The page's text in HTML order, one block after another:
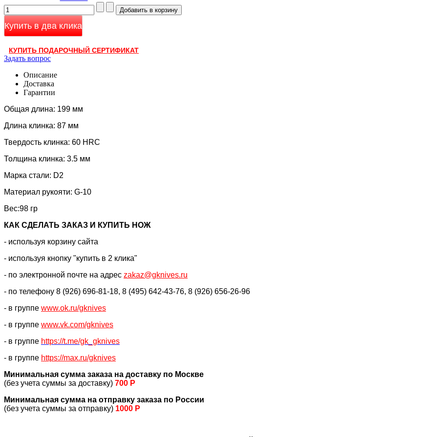
Купить в два клика
КУПИТЬ ПОДАРОЧНЫЙ СЕРТИФИКАТ
Задать вопрос
Описание
Доставка
Гарантии
Общая длина: 199 мм
Длина клинка: 87 мм
Твердость клинка: 60 HRC
Толщина клинка: 3.5 мм
Марка стали: D2
Материал рукояти: G-10
Вес:98 гр
КАК CДЕЛАТЬ ЗАКАЗ И КУПИТЬ НОЖ
- используя корзину сайта
- используя кнопку "купить в 2 клика"
- по электронной почте на адрес zakaz@gknives.ru
- по телефону 8 (926) 696-81-18, 8 (495) 642-43-76, 8 (926) 656-26-96
- в группе www.ok.ru/gknives
- в группе www.vk.com/gknives
- в группе https://t.me/gk_gknives
- в группе https://max.ru/gknives
Минимальная сумма заказа на доставку по Москве
(без учета суммы за доставку) 700 Р
Минимальная сумма на отправку заказа по России
(без учета суммы за отправку) 1000 Р